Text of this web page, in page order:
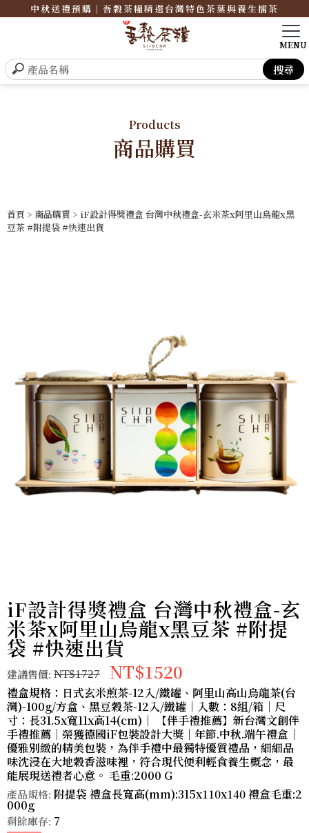
中秋送禮預購｜吾穀茶糧精選台灣特色茶葉與養生擂茶
Products
商品購買
首頁 > 商品購買 > iF設計得獎禮盒 台灣中秋禮盒-玄米茶x阿里山烏龍x黑
豆茶 #附提袋 #快速出貨
iF設計得獎禮盒 台灣中秋禮盒-玄
米茶x阿里山烏龍x黑豆茶 #附提
袋 #快速出貨
建議售價: NT$1727 NT$1520
禮盒規格：日式玄米煎茶-12入/鐵罐、阿里山高山烏龍茶(台
灣)-100g/方盒、黑豆穀茶-12入/鐵罐｜入數：8組/箱｜尺
寸：長31.5x寬11x高14(cm)｜ 【伴手禮推薦】新台灣文創伴
手禮推薦｜榮獲德國iF包裝設計大獎｜年節.中秋.端午禮盒｜
優雅別緻的精美包裝，為伴手禮中最獨特優質禮品，細細品
味沈浸在大地穀香滋味裡，符合現代便利輕食養生概念，最
能展現送禮者心意。 毛重:2000 G
產品規格: 附提袋 禮盒長寬高(mm):315x110x140 禮盒毛重:2
000g
剩餘庫存: 7